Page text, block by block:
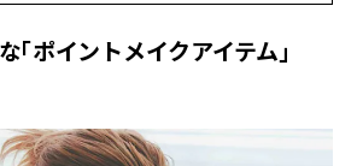
「ポイントメイクアイテム」